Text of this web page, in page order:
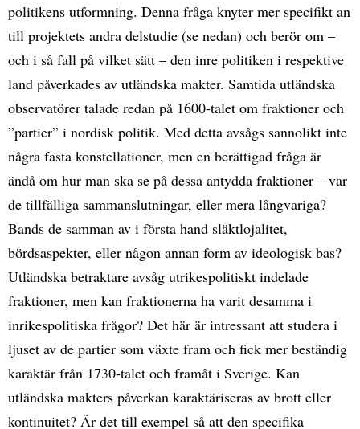
politikens utformning. Denna fråga knyter mer specifikt an
till projektets andra delstudie (se nedan) och berör om –
och i så fall på vilket sätt – den inre politiken i respektive
land påverkades av utländska makter. Samtida utländska
observatörer talade redan på 1600-talet om fraktioner och
”partier” i nordisk politik. Med detta avsågs sannolikt inte
några fasta konstellationer, men en berättigad fråga är
ändå om hur man ska se på dessa antydda fraktioner – var
de tillfälliga sammanslutningar, eller mera långvariga?
Bands de samman av i första hand släktlojalitet,
bördsaspekter, eller någon annan form av ideologisk bas?
Utländska betraktare avsåg utrikespolitiskt indelade
fraktioner, men kan fraktionerna ha varit desamma i
inrikespolitiska frågor? Det här är intressant att studera i
ljuset av de partier som växte fram och fick mer beständig
karaktär från 1730-talet och framåt i Sverige. Kan
utländska makters påverkan karaktäriseras av brott eller
kontinuitet? Är det till exempel så att den specifika